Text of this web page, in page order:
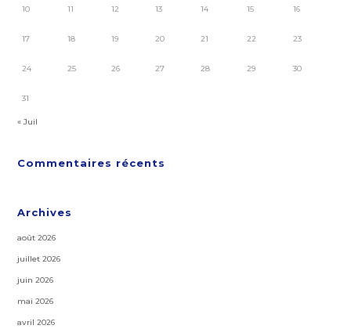
10 11 12 13 14 15 16
17 18 19 20 21 22 23
24 25 26 27 28 29 30
31
« Juil
Commentaires récents
Archives
août 2026
juillet 2026
juin 2026
mai 2026
avril 2026